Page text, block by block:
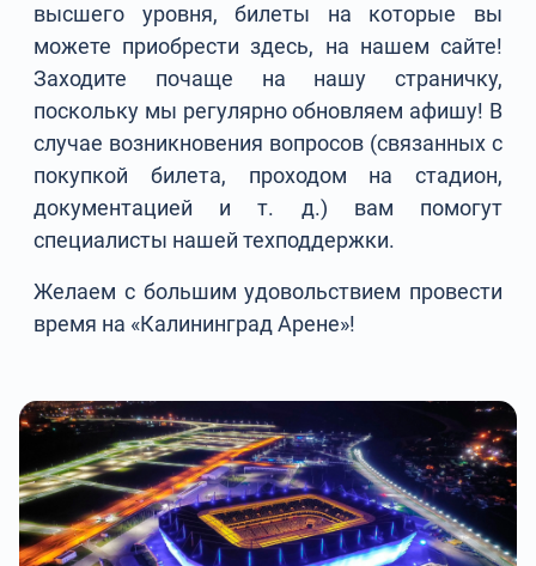
высшего уровня, билеты на которые вы
можете приобрести здесь, на нашем сайте!
Заходите почаще на нашу страничку,
поскольку мы регулярно обновляем афишу! В
случае возникновения вопросов (связанных с
покупкой билета, проходом на стадион,
документацией и т. д.) вам помогут
специалисты нашей техподдержки.
Желаем с большим удовольствием провести
время на «Калининград Арене»!